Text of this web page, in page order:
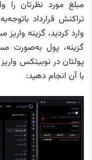
مبلغ مورد نظرتان
تراکنش قرارداد
وارد کردید، گزینه
گزینه، پول به‌صورت
پولتان در نوبیتکس
با آن انجام دهید: